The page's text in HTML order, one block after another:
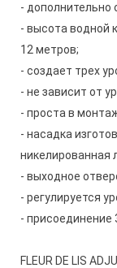
- дополнительно
- высота водной
12 метров;
- создает трех
- не зависит от
- проста в
- насадка
никелированная
- выходное
- регулируется
- присоединение
FLEUR DE LIS